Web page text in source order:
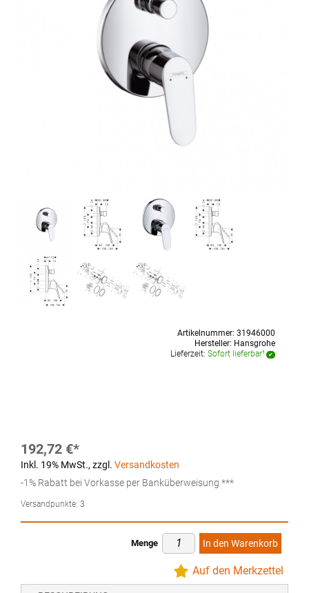
Artikelnummer: 31946000
Hersteller: Hansgrohe
Lieferzeit: Sofort lieferbar¹
192,72 €
Inkl. 19% MwSt., zzgl. Versandkosten
-1% Rabatt bei Vorkasse per Banküberweisung ***
Versandpunkte: 3
Menge In den Warenkorb
Auf den Merkzettel